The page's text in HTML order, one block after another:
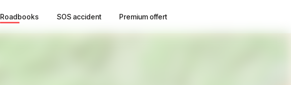
Roadbooks SOS accident Premium offert